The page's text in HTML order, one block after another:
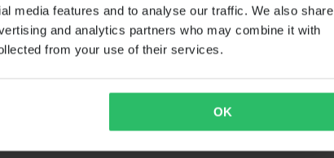
media features and to analyse our traffic. We also share
and analytics partners who may combine it with
from your use of their services.
OK